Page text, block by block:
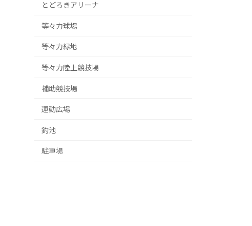
とどろきアリーナ
等々力球場
等々力緑地
等々力陸上競技場
補助競技場
運動広場
釣池
駐車場